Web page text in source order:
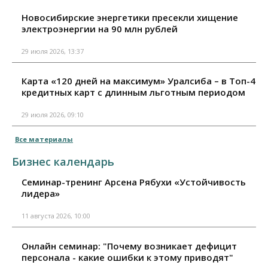
Новосибирские энергетики пресекли хищение
электроэнергии на 90 млн рублей
29 июля 2026, 13:37
Карта «120 дней на максимум» Уралсиба – в Топ-4
кредитных карт с длинным льготным периодом
29 июля 2026, 09:10
Все материалы
Бизнес календарь
Семинар-тренинг Арсена Рябухи «Устойчивость
лидера»
11 августа 2026, 10:00
Онлайн семинар: "Почему возникает дефицит
персонала - какие ошибки к этому приводят"